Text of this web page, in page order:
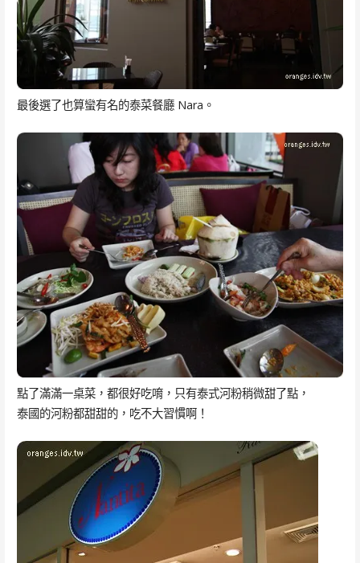
最後選了也算蠻有名的泰菜餐廳 Nara。
點了滿滿一桌菜，都很好吃唷，只有泰式河粉稍微甜了點，
泰國的河粉都甜甜的，吃不大習慣啊！